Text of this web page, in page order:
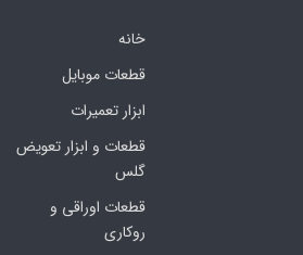
خانه
قطعات موبایل
ابزار تعمیرات
قطعات و ابزار تعویض
گلس
قطعات اوراقی و
روکاری